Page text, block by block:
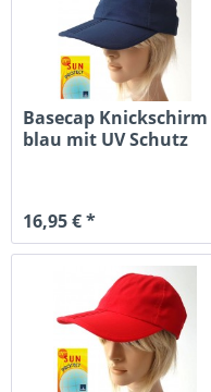
Basecap Knickschirm
blau mit UV Schutz
16,95 € *